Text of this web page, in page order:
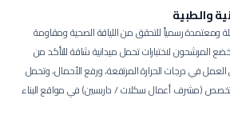
والطبية
ومعتمدة رسمياً للتحقق من اللياقة الصحية ومقاومة
المرشحون لاختبارات تحمل ميدانية شاقة للتأكد من
العمل في درجات الحرارة المرتفعة، ورفع الأحمال، وتحمل
لتخصص (مشرف أعمال سكلات / داربسين) في مواقع البناء